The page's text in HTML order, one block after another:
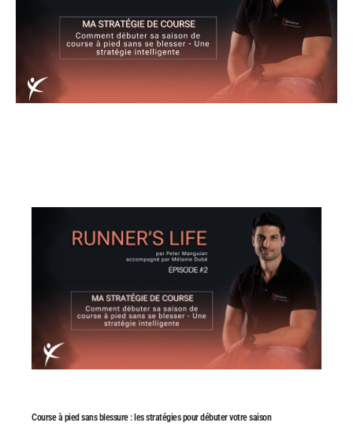
Course à pied sans blessure : les stratégies pour débuter votre saison